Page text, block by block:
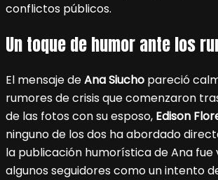
conflictos públicos.
Un toque de humor ante los
El mensaje deAna Siucho pareció
rumores de crisis que comenzaron
de las fotos con su esposo, Edison
ninguno de los dos ha abordado
la publicación humorística de Ana fue
algunos seguidores como un intento